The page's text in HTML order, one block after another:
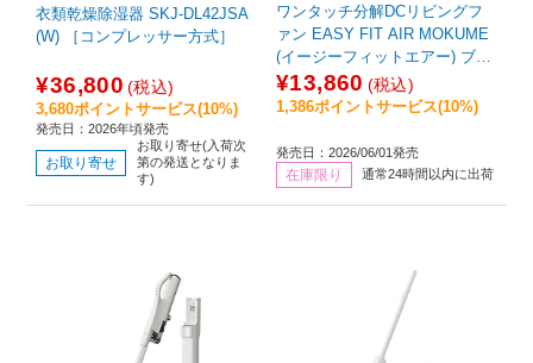
衣類乾燥除湿器 SKJ-DL42JSA
(W) ［コンプレッサー方式］
¥36,800 (税込)
3,680ポイントサービス(10%)
発売日：2026年頃発売
お取り寄せ
お取り寄せ(入荷次
第の発送となりま
す)
ワンタッチ分解DCリビングフ
ァン EASY FIT AIR MOKUME
(イージーフィットエアー) ブラ
ックウッド QS668BW ［DCモ
ーター搭載 /リモコン付き］
¥13,860 (税込)
1,386ポイントサービス(10%)
発売日：2026/06/01発売
在庫限り 通常24時間以内に出荷